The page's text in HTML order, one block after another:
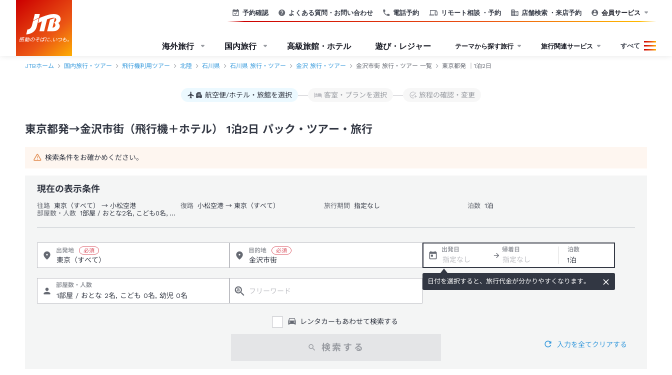
電話予約 リモート相談 ・予約 店舗検索 ・来店予約
予約確認 よくある質問・お問い合わせ 会員サービス
海外旅行 国内旅行 高級旅館・ホテル 遊び・レジャー テーマから探す旅行 旅行関連サービス すべて
JTBホーム 国内旅行・ツアー 飛行機利用ツアー 北陸 石川県 石川県 旅行・ツアー 金沢 旅行・ツアー 金沢市街 旅行・ツアー 一覧 東京都発 ｜1泊2日
航空便/ホテル・旅館を選択 客室・プランを選択 旅程の確認・変更
東京都発→金沢市街（飛行機＋ホテル） 1泊2日 パック・ツアー・旅行
検索条件をお確かめください。
現在の表示条件
往路 東京（すべて） → 小松空港 復路 小松空港 → 東京（すべて） 旅行期間 指定なし 泊数 1泊
部屋数・人数
1部屋 / おとな2名, こども0名, 幼児0名
出発地 目的地 出発日 帰着日 泊数
日付を選択すると、旅行代金が分かりやすくなります。
部屋数・人数
レンタカーもあわせて検索する
入力を全てクリアする
検索する